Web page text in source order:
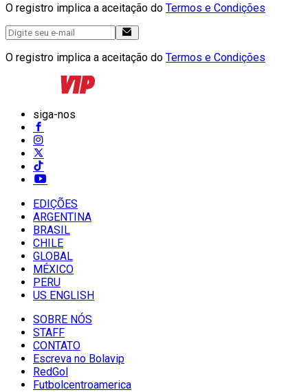
O registro implica a aceitação do Termos e Condições
O registro implica a aceitação do Termos e Condições
siga-nos
EDIÇÕES
ARGENTINA
BRASIL
CHILE
GLOBAL
MÉXICO
PERU
US ENGLISH
SOBRE NÓS
STAFF
CONTATO
Escreva no Bolavip
RedGol
Futbolcentroamerica